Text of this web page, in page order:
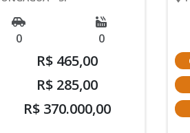
0 0
R$ 465,00
R$ 285,00
R$ 370.000,00